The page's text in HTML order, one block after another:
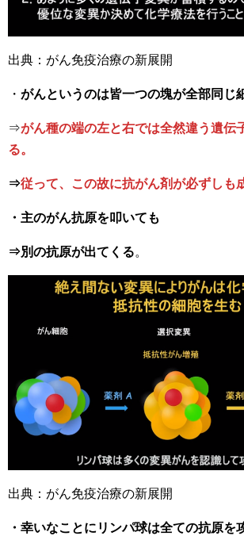
出典：がん免疫治療の新展開
・ がんというのは皆一つの塊が全部同じ
⇒がん種の端の左と右では全然違う遺伝
る。
⇒従って、この故に抗がん剤が必ずしも
・主のがん抗原を叩いても
⇒別の抗原が出てくる。
出典：がん免疫治療の新展開
・幸いなことにリンパ球は全ての抗原を